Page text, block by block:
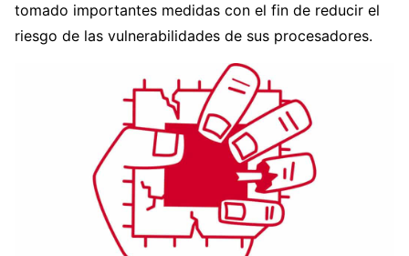
tomado importantes medidas con el fin de reducir el
riesgo de las vulnerabilidades de sus procesadores.